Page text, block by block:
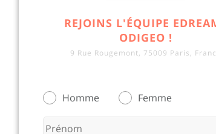
REJOINS L'ÉQUIPE
ODIGEO !
9 Rue Rougemont, 75009 Paris,
Homme Femme